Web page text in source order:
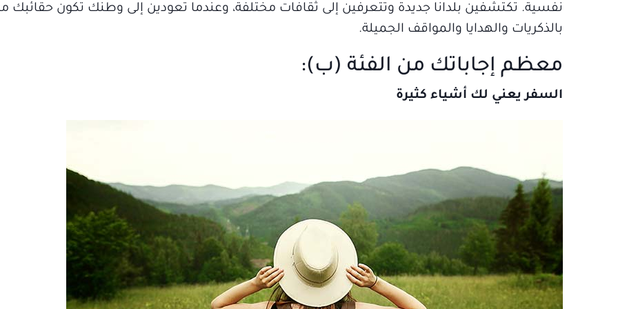
نفسية. تكتشفين بلدانا جديدة وتتعرفين إلى ثقافات مختلفة، وعندما تعودين إلى وطنك تكون حقائبك
بالذكريات والهدايا والمواقف الجميلة.
معظم إجاباتك من الفئة (ب):
السفر يعني لك أشياء كثيرة